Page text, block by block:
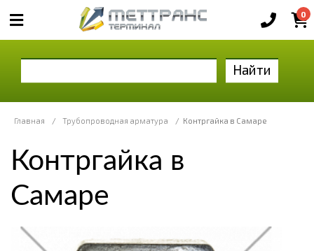
0
Найти
Главная / Трубопроводная арматура / Контргайка в Самаре
Контргайка в
Самаре